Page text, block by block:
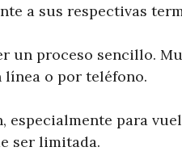
a sus respectivas
un proceso sencillo.
línea o por teléfono.
especialmente para
ser limitada.